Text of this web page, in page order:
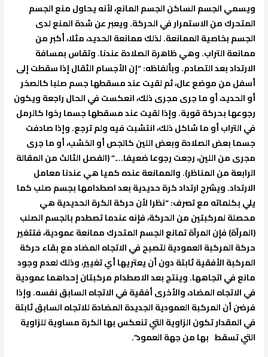
ويسمي الجسم الساكن الجسم المانع، لأنه يحاول منع الجسم
المتحرك من الاستمرار في الحركة. ويعبر عن شدة المنع لدى
الجسم بخاصية الممانعة. لذلك ممانعة الحديد، مثلا، أكبر من
ممانعة التراب. وهي ظاهرة الصلادة عندنا. وتقاس بمسافة
الارتداد بعد التصادم. وبألفاظه: “إن الأجسام الثقال إذا سقطت إلى
أسفل من موضع عال، ثم لقيت عند مسقطها جسم صلبا كالصخر
أو الحديد، أو ما جرى مجرى ذلك، انعكست في الحال راجعة ويكون
رجوعها بحركة قوية. وإذا لقيت عند مسقطها جسما رخوا كالرمل
في التراب أو ما شاكل ذلك، انتشبت فيه ولم ترجع. وإذا صادفت
جسما بعض الصلادة وبعض اللين كالجص أو الخشب، أو ما جرى
مجرى من اللين، رجعت رجوعا ضعيفا….” (الفصل الثالث من المقالة
الرابعة من المناظر). والممانعة عنده كميا هي عندنا معامل
الارتداد. ويشرح ارتداد كرة حديدية بعد اصطدامها بجسم صلب كما
يلي بكلماته مع تصرف: “نظرا لأن حركة الكرة الحديدية هي
محصلة لمركبتين من الحركة، فإنه عندما تصطدم بالجسم الصلب
(المرآة) فإن المرآة تمانع الجسم المتحرك ممانعة عمودية، فتتغير
حركة المركبة العمودية لتصبح في الاتجاه المضاد مع بقاء حركة
المركبة الأفقية ثابتة دون أن يعتريها أي تغيير، وذلك لعدم وجود
مانع في اتجاهها. وينتج بعد الاصطدام مركبتان إحداهما عمودية
في الاتجاه المضاد، والأخرى أفقية في الاتجاه السابق نفسه. وإذا
فرضن أن المركبة العمودية الجديدة المضادة للاتجاه السابق ثابتة
في المقدار تكون الزاوية التي تنعكس بها الكرة مساوية للزاوية
التي تسقط بها من جهة العمود”.